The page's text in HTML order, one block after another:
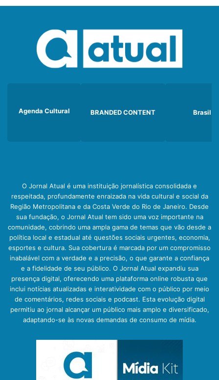
Agenda Cultural BRANDED CONTENT Brasil
O Jornal Atual é uma instituição jornalística consolidada e
respeitada, profundamente enraizada na vida cultural e social da
Região Metropolitana e da Costa Verde do Rio de Janeiro. Desde
sua fundação, o Jornal Atual tem sido uma voz importante na
comunidade, cobrindo uma ampla gama de temas que vão desde a
política local e estadual até questões sociais urgentes, economia,
esportes e cultura. Sua cobertura é marcada por um compromisso
inabalável com a verdade e a precisão, o que garante a confiança
e a fidelidade de seu público. O Jornal Atual expandiu sua
presença digital, oferecendo uma plataforma online robusta que
inclui notícias atualizadas e interatividade com o público por meio
de comentários, redes sociais e podcast. Esta evolução digital
permitiu ao jornal alcançar um público mais amplo e diversificado,
adaptando-se às novas demandas de consumo de mídia.